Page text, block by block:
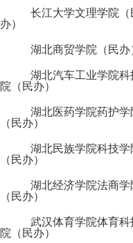
长江大学文理学院（
办）
湖北商贸学院（民办
湖北汽车工业学院科
院（民办）
湖北医药学院药护学
（民办）
湖北民族学院科技学
（民办）
湖北经济学院法商学
（民办）
武汉体育学院体育科
院（民办）